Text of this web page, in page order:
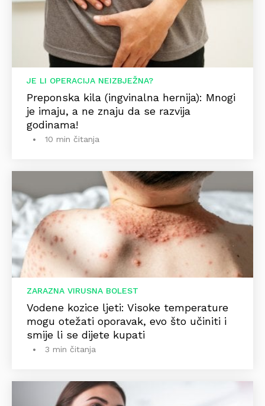
JE LI OPERACIJA NEIZBJEŽNA?
Preponska kila (ingvinalna hernija): Mnogi
je imaju, a ne znaju da se razvija
godinama!
10 min čitanja
ZARAZNA VIRUSNA BOLEST
Vodene kozice ljeti: Visoke temperature
mogu otežati oporavak, evo što učiniti i
smije li se dijete kupati
3 min čitanja